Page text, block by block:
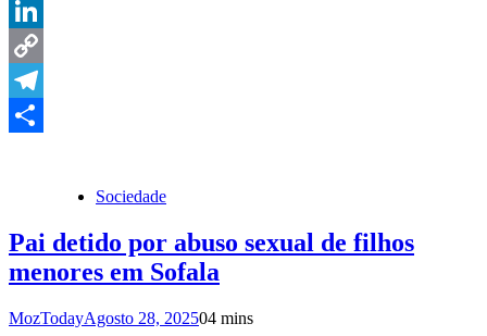
X
LinkedIn
Copy
Link
Telegram
Sociedade
Pai detido por abuso sexual de filhos
menores em Sofala
MozTodayAgosto 28, 202504 mins